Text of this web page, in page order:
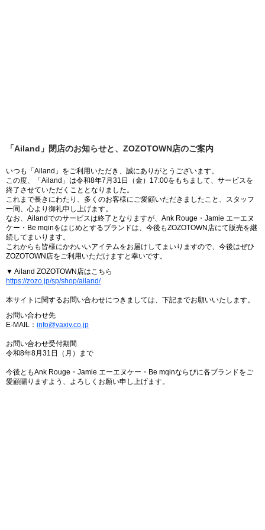
「Ailand」閉店のお知らせと、ZOZOTOWN店のご案内
いつも「Ailand」をご利用いただき、誠にありがとうございます。
この度、「Ailand」は令和8年7月31日（金）17:00をもちまして、サービスを
終了させていただくこととなりました。
これまで長きにわたり、多くのお客様にご愛顧いただきましたこと、スタッフ
一同、心より御礼申し上げます。
なお、Ailandでのサービスは終了となりますが、Ank Rouge・Jamie エーエヌ
ケー・Be mqinをはじめとするブランドは、今後もZOZOTOWN店にて販売を継
続してまいります。
これからも皆様にかわいいアイテムをお届けしてまいりますので、今後はぜひ
ZOZOTOWN店をご利用いただけますと幸いです。
▼ Ailand ZOZOTOWN店はこちら
https://zozo.jp/sp/shop/ailand/
本サイトに関するお問い合わせにつきましては、下記までお願いいたします。
お問い合わせ先
E-MAIL： info@vaxiv.co.jp
お問い合わせ受付期間
令和8年8月31日（月）まで
今後ともAnk Rouge・Jamie エーエヌケー・Be mqinならびに各ブランドをご
愛顧賜りますよう、よろしくお願い申し上げます。